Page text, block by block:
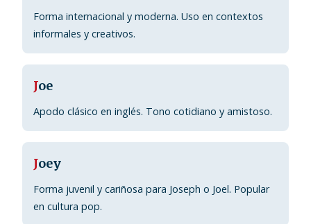
Forma internacional y moderna. Uso en contextos
informales y creativos.
Joe
Apodo clásico en inglés. Tono cotidiano y amistoso.
Joey
Forma juvenil y cariñosa para Joseph o Joel. Popular
en cultura pop.